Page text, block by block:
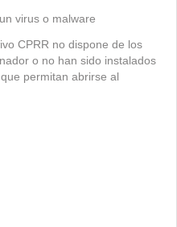
virus o malware
CPRR no dispone de los
o no han sido instalados
permitan abrirse al